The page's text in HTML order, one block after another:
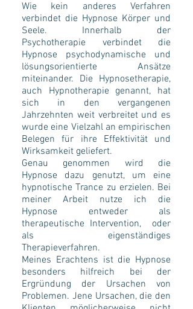
Wie kein anderes Verfahren
verbindet die Hypnose Körper und
Seele. Innerhalb der
Psychotherapie verbindet die
Hypnose psychodynamische und
lösungsorientierte Ansätze
miteinander. Die Hypnosetherapie,
auch Hypnotherapie genannt, hat
sich in den vergangenen
Jahrzehnten weit verbreitet und es
wurde eine Vielzahl an empirischen
Belegen für ihre Effektivität und
Wirksamkeit geliefert.
Genau genommen wird die
Hypnose dazu genutzt, um eine
hypnotische Trance zu erzielen. Bei
meiner Arbeit nutze ich die
Hypnose entweder als
therapeutische Intervention, oder
als eigenständiges
Therapieverfahren.
Meines Erachtens ist die Hypnose
besonders hilfreich bei der
Ergründung der Ursachen von
Problemen. Jene Ursachen, die den